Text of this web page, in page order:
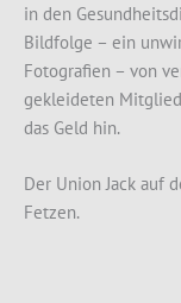
in den
Bildfolge – ein
Fotografien – von
gekleideten
das Geld hin.
Der Union Jack auf
Fetzen.